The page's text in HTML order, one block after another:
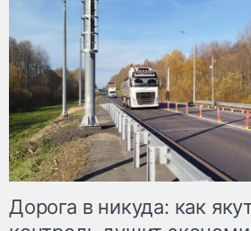
Дорога в никуда: как